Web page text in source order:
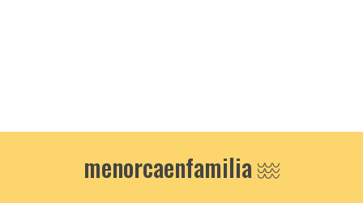
menorcaenfamilia